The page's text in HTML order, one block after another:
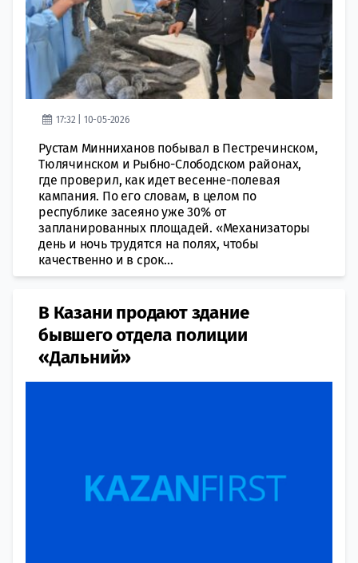
17:32 | 10-05-2026
Рустам Минниханов побывал в Пестречинском,
Тюлячинском и Рыбно-Слободском районах,
где проверил, как идет весенне-полевая
кампания. По его словам, в целом по
республике засеяно уже 30% от
запланированных площадей. «Механизаторы
день и ночь трудятся на полях, чтобы
качественно и в срок...
В Казани продают здание
бывшего отдела полиции
«Дальний»